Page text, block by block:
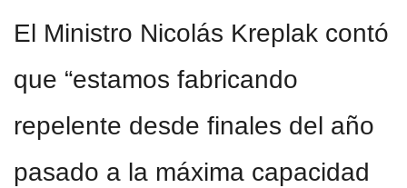
El Ministro Nicolás Kreplak contó
que “estamos fabricando
repelente desde finales del año
pasado a la máxima capacidad